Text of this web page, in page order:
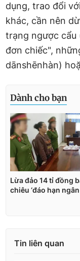
dụng, trao đổi
khác, cần nên
trạng ngược cẩu
đơn chiếc",
dānshēnhàn)
Tin liên quan